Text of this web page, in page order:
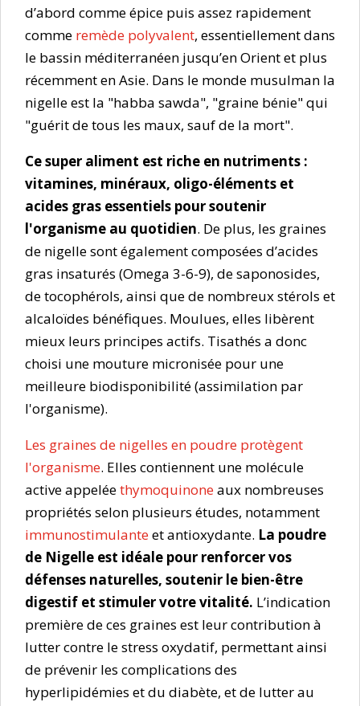
d’abord comme épice puis assez rapidement
comme remède polyvalent, essentiellement dans
le bassin méditerranéen jusqu’en Orient et plus
récemment en Asie. Dans le monde musulman la
nigelle est la "habba sawda", "graine bénie" qui
"guérit de tous les maux, sauf de la mort".
Ce super aliment est riche en nutriments :
vitamines, minéraux, oligo-éléments et
acides gras essentiels pour soutenir
l'organisme au quotidien. De plus, les graines
de nigelle sont également composées d’acides
gras insaturés (Omega 3-6-9), de saponosides,
de tocophérols, ainsi que de nombreux stérols et
alcaloïdes bénéfiques. Moulues, elles libèrent
mieux leurs principes actifs. Tisathés a donc
choisi une mouture micronisée pour une
meilleure biodisponibilité (assimilation par
l'organisme).
Les graines de nigelles en poudre protègent
l'organisme. Elles contiennent une molécule
active appeléethymoquinoneaux nombreuses
propriétés selon plusieurs études, notamment
immunostimulanteet antioxydante. La poudre
de Nigelle est idéale pour renforcer vos
défenses naturelles, soutenir le bien-être
digestif et stimuler votre vitalité. L’indication
première de ces graines est leur contribution à
lutter contre le stress oxydatif, permettant ainsi
de prévenir les complications des
hyperlipidémies et du diabète, et de lutter au